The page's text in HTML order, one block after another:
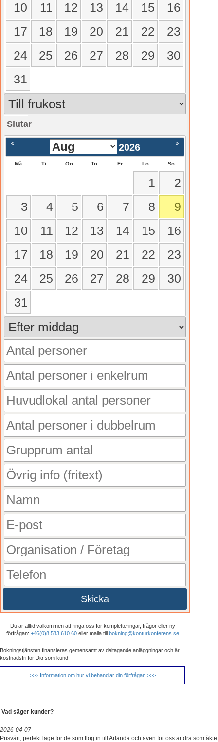
10 11 12 13 14 15
16
17
18 19 20 21 22
23
24
25 26 27 28 29
30
31
Slutar
Nästa >
2026
Må Ti On To Fr Lö Sö
1
2
3
4 5 6 7 8
9
10
11 12 13 14 15
16
17
18 19 20 21 22
23
24
25 26 27 28 29
30
31
Skicka
Du är alltid välkommen att ringa oss för kompletteringar, frågor eller ny
förfrågan: +46(0)8 583 610 60eller maila till bokning@konturkonferens.se
Bokningstjänsten finansieras gemensamt av deltagande anläggningar och är
kostnadsfri för Dig som kund
>>> Information om hur vi behandlar din förfrågan >>>
Vad säger kunder?
2026-04-07
Prisvärt, perfekt läge för de som flög in till Arlanda och även för oss andra som